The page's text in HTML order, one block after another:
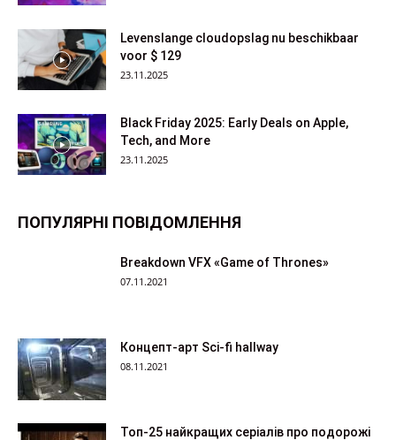
Levenslange cloudopslag nu beschikbaar
voor $ 129
23.11.2025
Black Friday 2025: Early Deals on Apple,
Tech, and More
23.11.2025
ПОПУЛЯРНІ ПОВІДОМЛЕННЯ
Breakdown VFX «Game of Thrones»
07.11.2021
Концепт-арт Sci-fi hallway
08.11.2021
Топ-25 найкращих серіалів про подорожі